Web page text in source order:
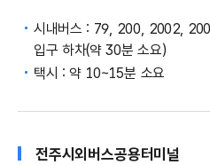
시내버스 : 79, 200, 2002,
입구 하차(약 30분 소요)
택시 : 약 10~15분 소요
전주시외버스공용터미널